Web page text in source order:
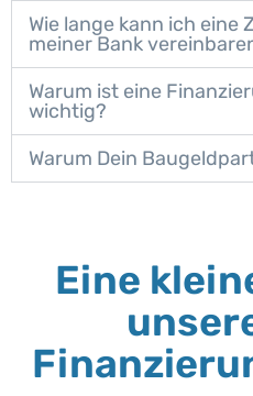
Wie lange kann ich eine
meiner Bank
Warum ist eine
wichtig?
Warum Dein
Eine